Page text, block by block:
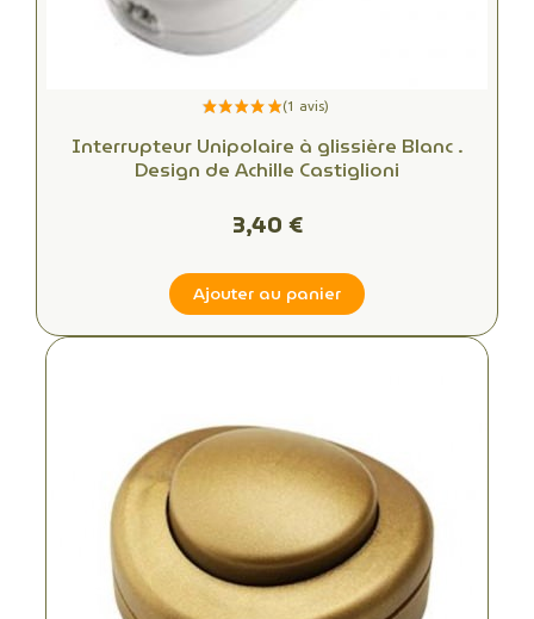
Interrupteur Unipolaire à glissière Blanc .
Design de Achille Castiglioni
3,40 €
Ajouter au panier